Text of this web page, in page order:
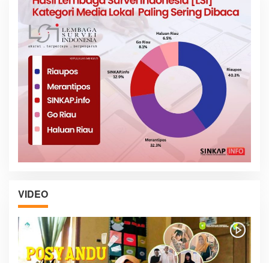
VIDEO